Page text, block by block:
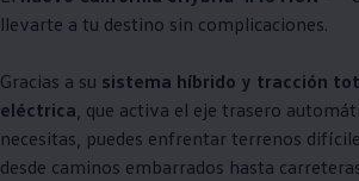
llevarte a tu destino sin complicaciones.
Gracias a su sistema híbrido y tracción
eléctrica, que activa el eje trasero
necesitas, puedes enfrentar terrenos
desde caminos embarrados hasta